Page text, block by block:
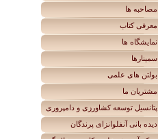
مصاحبه ها
معرفی کتاب
نمایشگاه ها
سمینارها
بولتن های علمی
مشتریان ما
پتانسیل توسعه کشاورزی و دامپروری
دیده بانی آنفلوانزای پرندگان